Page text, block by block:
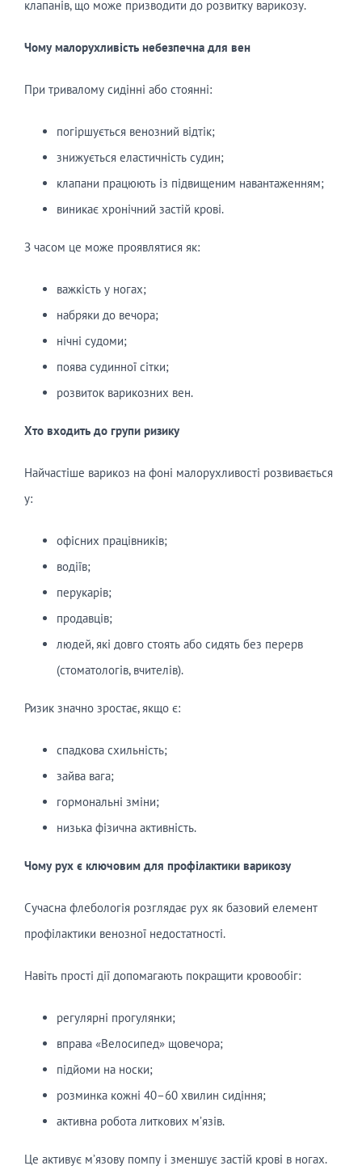
клапанів, що може призводити до розвитку варикозу.
Чому малорухливість небезпечна для вен
При тривалому сидінні або стоянні:
погіршується венозний відтік;
знижується еластичність судин;
клапани працюють із підвищеним навантаженням;
виникає хронічний застій крові.
З часом це може проявлятися як:
важкість у ногах;
набряки до вечора;
нічні судоми;
поява судинної сітки;
розвиток варикозних вен.
Хто входить до групи ризику
Найчастіше варикоз на фоні малорухливості розвивається
у:
офісних працівників;
водіїв;
перукарів;
продавців;
людей, які довго стоять або сидять без перерв
(стоматологів, вчителів).
Ризик значно зростає, якщо є:
спадкова схильність;
зайва вага;
гормональні зміни;
низька фізична активність.
Чому рух є ключовим для профілактики варикозу
Сучасна флебологія розглядає рух як базовий елемент
профілактики венозної недостатності.
Навіть прості дії допомагають покращити кровообіг:
регулярні прогулянки;
вправа «Велосипед» щовечора;
підйоми на носки;
розминка кожні 40–60 хвилин сидіння;
активна робота литкових м’язів.
Це активує м’язову помпу і зменшує застій крові в ногах.